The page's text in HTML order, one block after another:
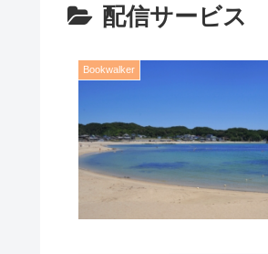
配信サービス
Bookwalker